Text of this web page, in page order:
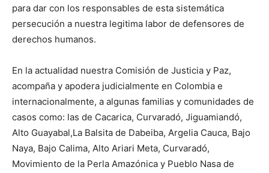
para dar con los responsables de esta sistemática
persecución a nuestra legitima labor de defensores de
derechos humanos.
En la actualidad nuestra Comisión de Justicia y Paz,
acompaña y apodera judicialmente en Colombia e
internacionalmente, a algunas familias y comunidades de
casos como: las de Cacarica, Curvaradó, Jiguamiandó,
Alto Guayabal,La Balsita de Dabeiba, Argelia Cauca, Bajo
Naya, Bajo Calima, Alto Ariari Meta, Curvaradó,
Movimiento de la Perla Amazónica y Pueblo Nasa de